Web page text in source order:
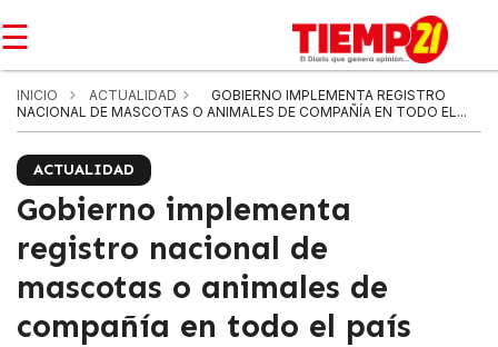
☰
INICIO ACTUALIDAD
GOBIERNO IMPLEMENTA REGISTRO
NACIONAL DE MASCOTAS O ANIMALES DE COMPAÑÍA EN TODO EL...
ACTUALIDAD
Gobierno implementa
registro nacional de
mascotas o animales de
compañía en todo el país